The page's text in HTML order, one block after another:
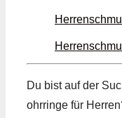
Du bist auf der
ohrringe für